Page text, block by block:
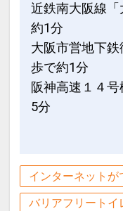
・海遊館まで
・道頓堀まで
・通天閣まで
・大阪城まで
設定期間：
インターネ
近鉄南大阪線
約1分
大阪市営地下
歩で約1分
阪神高速１４
5分
インターネットが
バリアフリートイ